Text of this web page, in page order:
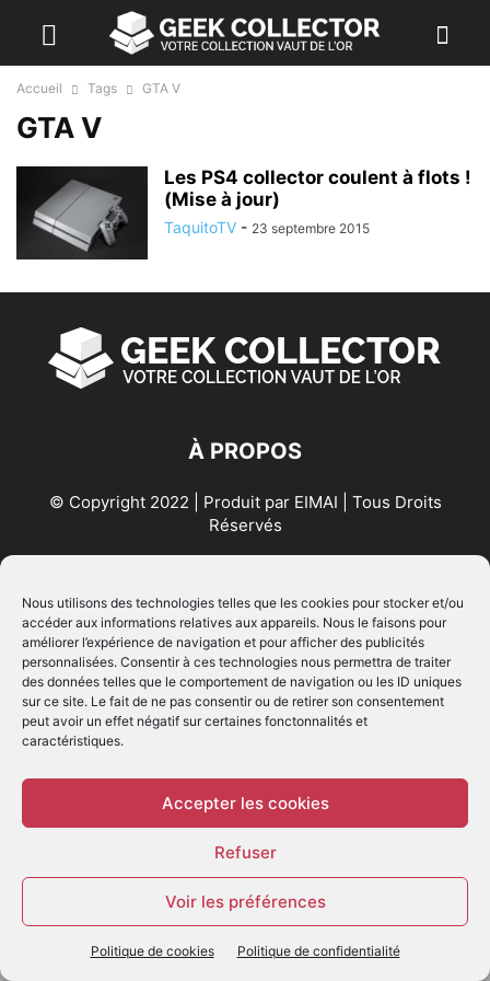
Nous utilisons des technologies telles que les cookies pour stocker et/ou
accéder aux informations relatives aux appareils. Nous le faisons pour
améliorer l’expérience de navigation et pour afficher des publicités
personnalisées. Consentir à ces technologies nous permettra de traiter
des données telles que le comportement de navigation ou les ID uniques
sur ce site. Le fait de ne pas consentir ou de retirer son consentement
peut avoir un effet négatif sur certaines fonctonnalités et
caractéristiques.
Accepter les cookies
Refuser
Voir les préférences
Politique de cookies Politique de confidentialité
Accueil Tags GTA V
GTA V
Les PS4 collector coulent à flots !
(Mise à jour)
TaquitoTV - 23 septembre 2015
À PROPOS
© Copyright 2022 | Produit par EIMAI | Tous Droits
Réservés
SUIVEZ NOUS